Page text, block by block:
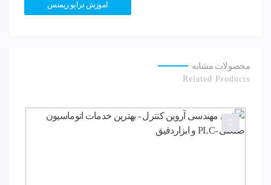
اموزش درایو زیمنس
محصولات مشابه
Related Products